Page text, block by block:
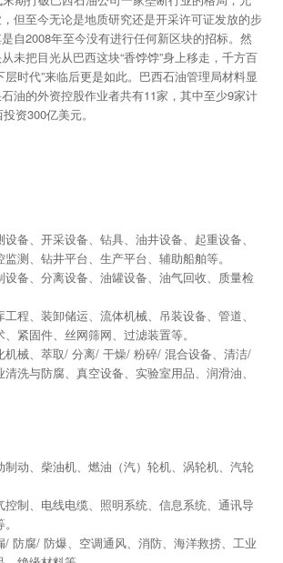
但至今无论是地质研究还是开采许可证发放的步
自2008年至今没有进行任何新区块的招标。然
未把目光从巴西这块“香饽饽”身上移走，千方百
层时代”来临后更是如此。巴西石油管理局材料显
油的外资控股作业者共有11家，其中至少9家计
资300亿美元。
备、开采设备、钻具、油井设备、起重设备、
测、钻井平台、生产平台、辅助船舶等。
设备、分离设备、油罐设备、油气回收、质量检
程、装卸储运、流体机械、吊装设备、管道、
紧固件、丝网筛网、过滤装置等。
机械、萃取/ 分离/ 干燥/ 粉碎/ 混合设备、清洁/
洗与防腐、真空设备、实验室用品、润滑油、
制动、柴油机、燃油（汽）轮机、涡轮机、汽轮
控制、电线电缆、照明系统、信息系统、通讯导
/ 防腐/ 防爆、空调通风、消防、海洋救捞、工业